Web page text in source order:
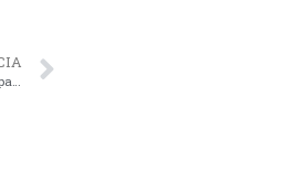
Projeto Pé de Moleque emociona e celebra nova fase durante participação no A Sala é Nossa Podcast